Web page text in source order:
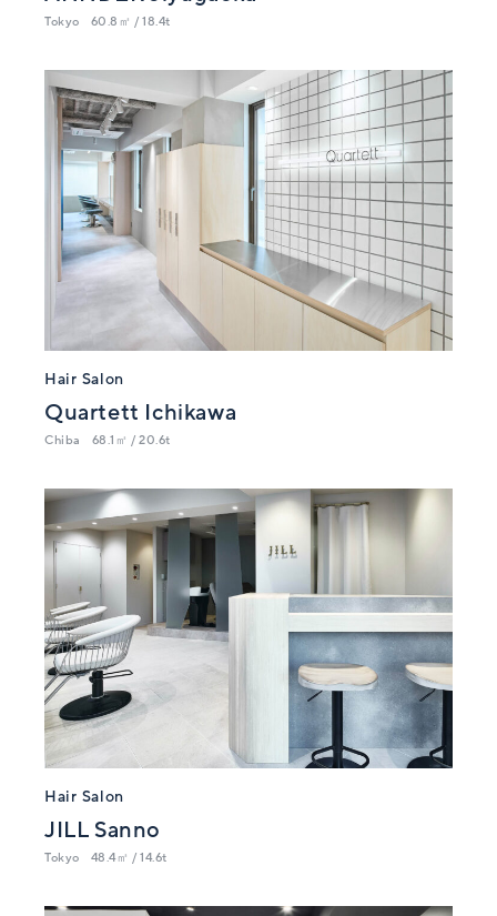
Tokyo 60.8㎡ / 18.4t
Hair Salon
Quartett Ichikawa
Chiba 68.1㎡ / 20.6t
Hair Salon
JILL Sanno
Tokyo 48.4㎡ / 14.6t